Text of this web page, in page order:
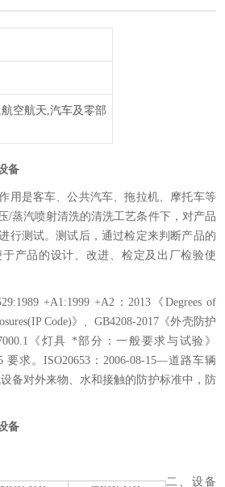
空航天,汽车及零部
备
用是客车、公共汽车、拖拉机、摩托车等
/蒸汽喷射清洗的清洗工艺条件下，对产品
行测试。测试后，通过检定来判断产品的
产品的设计、改进、检定及出厂检验使
+A1:1999 +A2：2013《Degrees of
Code)》、GB4208-2017《外壳防护
《灯具 *部分：一般要求与试验》
要求。ISO20653：2006-08-15—道路车辆
备对外来物、水和接触的防护标准中，防
备
二、设备